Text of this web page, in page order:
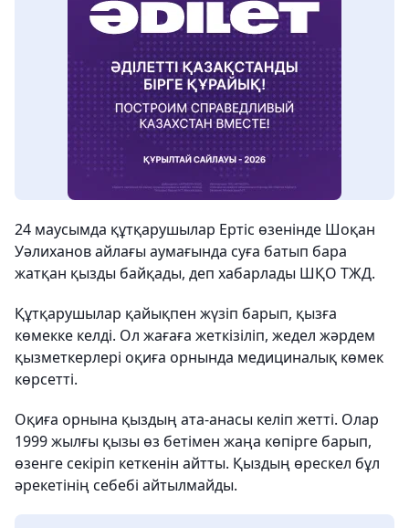
24 маусымда құтқарушылар Ертіс өзенінде Шоқан
Уәлиханов айлағы аумағында суға батып бара
жатқан қызды байқады, деп хабарлады ШҚО ТЖД.
Құтқарушылар қайықпен жүзіп барып, қызға
көмекке келді. Ол жағаға жеткізіліп, жедел жәрдем
қызметкерлері оқиға орнында медициналық көмек
көрсетті.
Оқиға орнына қыздың ата-анасы келіп жетті. Олар
1999 жылғы қызы өз бетімен жаңа көпірге барып,
өзенге секіріп кеткенін айтты. Қыздың өрескел бұл
әрекетінің себебі айтылмайды.